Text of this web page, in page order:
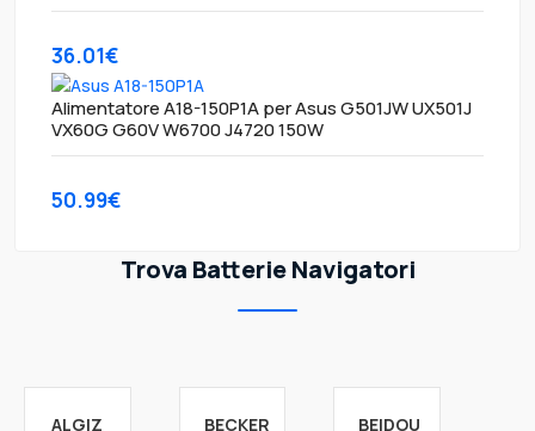
36.01€
Alimentatore A18-150P1A per Asus G501JW UX501J
VX60G G60V W6700 J4720 150W
50.99€
Trova Batterie Navigatori
ALGIZ BECKER BEIDOU